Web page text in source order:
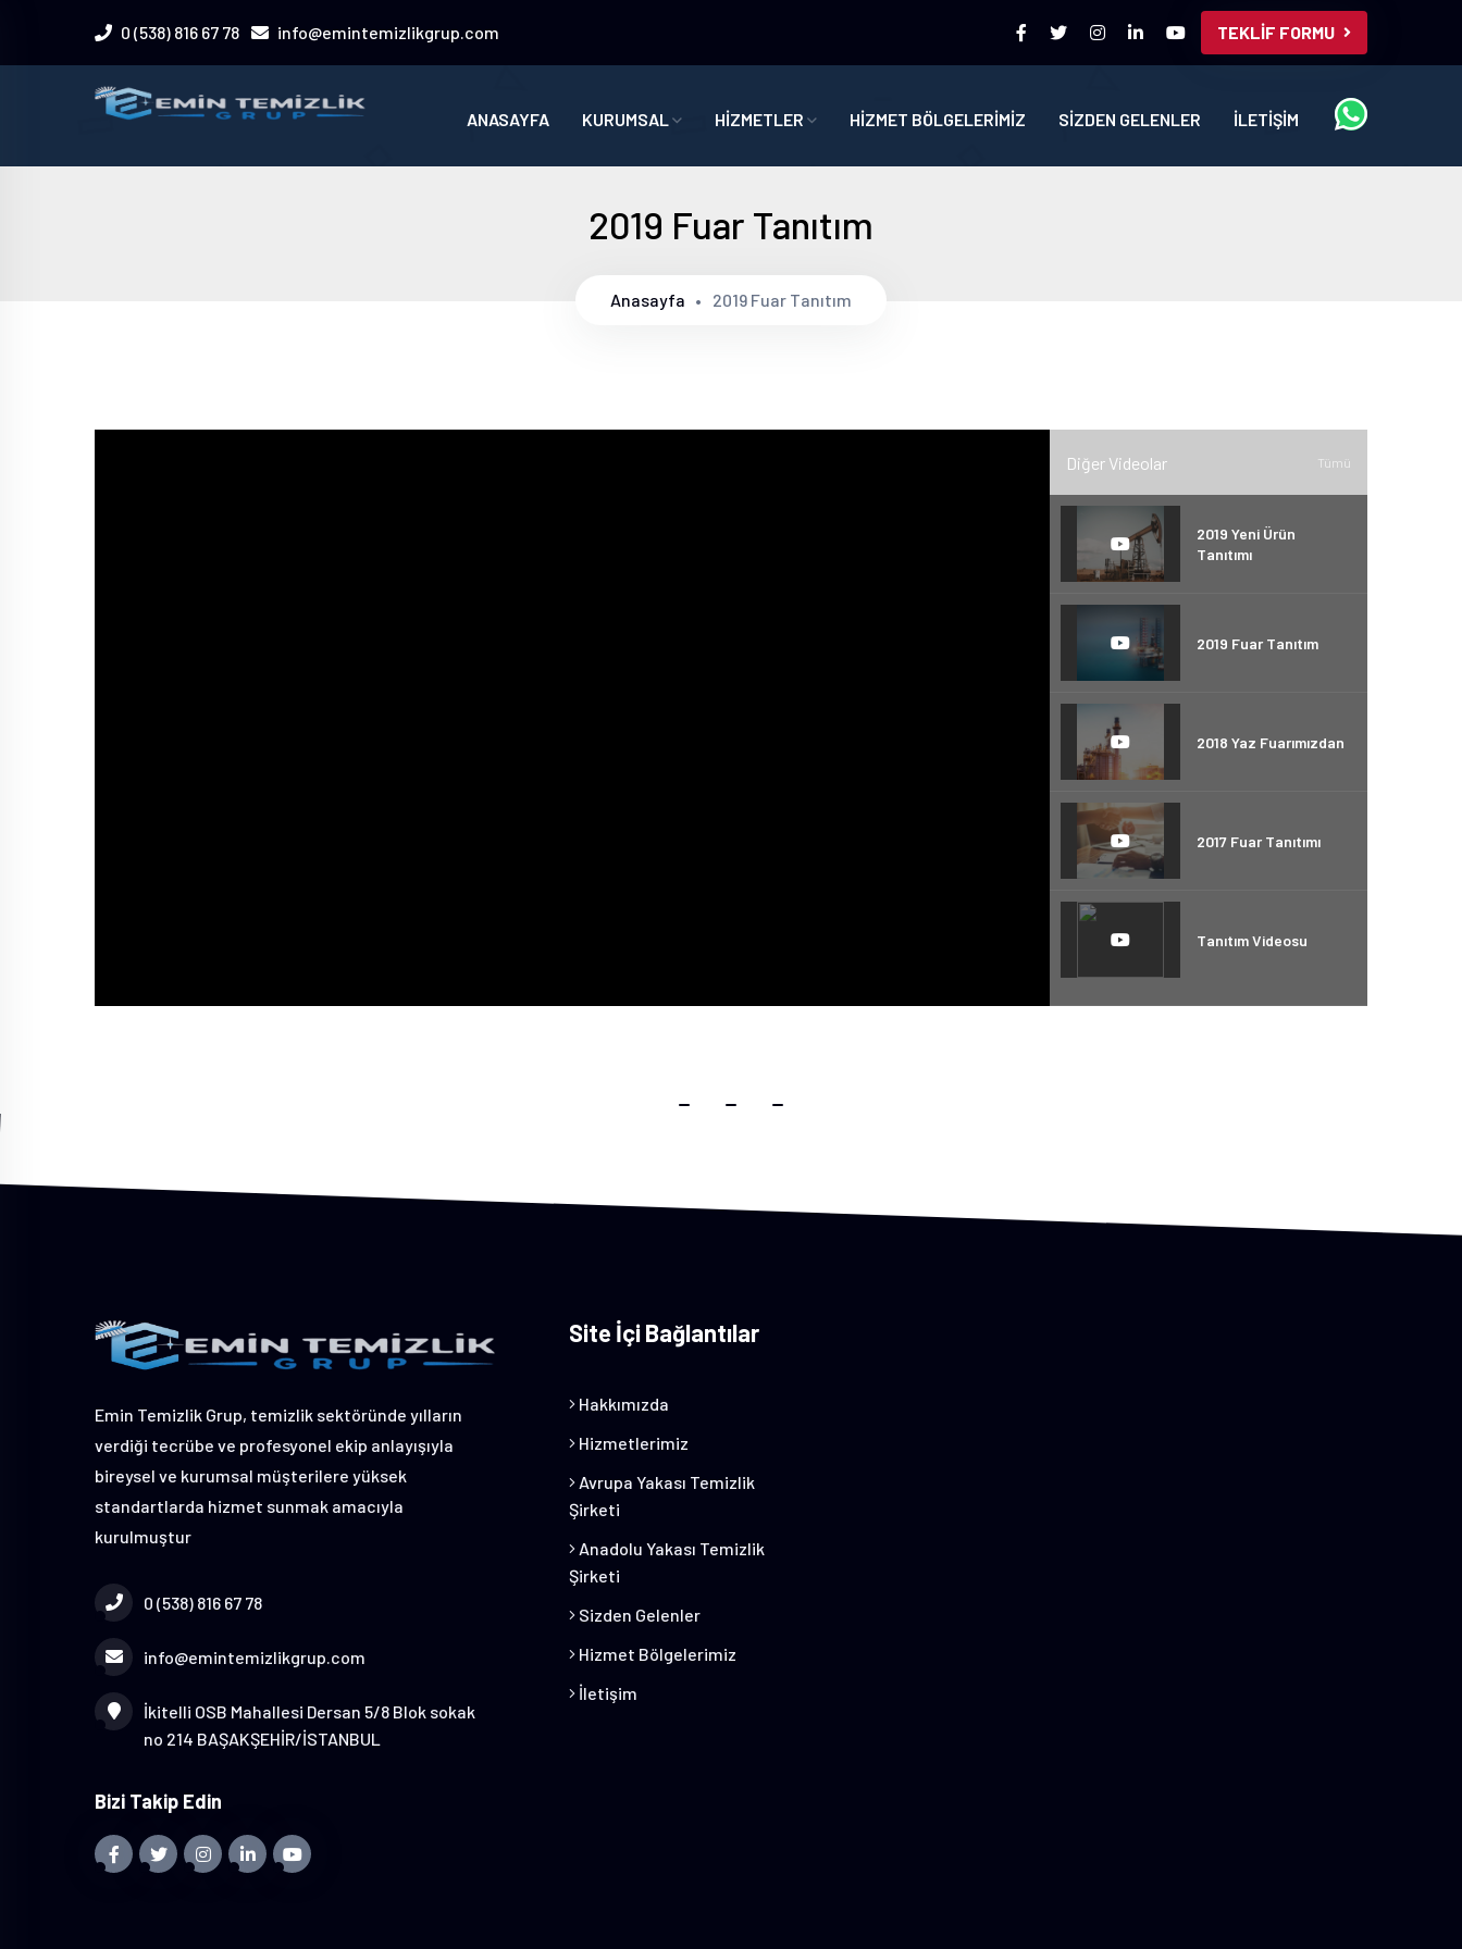
0 (538) 816 67 78 info@emintemizlikgrup.com TEKLİF FORMU
ANASAYFA KURUMSAL HİZMETLER HİZMET BÖLGELERİMİZ SİZDEN GELENLER İLETİŞİM
2019 Fuar Tanıtım
Anasayfa 2019 Fuar Tanıtım
Diğer Videolar Tümü
2019 Yeni Ürün
Tanıtımı
2019 Fuar Tanıtım
2018 Yaz Fuarımızdan
2017 Fuar Tanıtımı
Tanıtım Videosu
Emin Temizlik Grup, temizlik sektöründe yılların
verdiği tecrübe ve profesyonel ekip anlayışıyla
bireysel ve kurumsal müşterilere yüksek
standartlarda hizmet sunmak amacıyla
kurulmuştur
0 (538) 816 67 78
info@emintemizlikgrup.com
İkitelli OSB Mahallesi Dersan 5/8 Blok sokak
no 214 BAŞAKŞEHİR/İSTANBUL
Bizi Takip Edin
Site İçi Bağlantılar
Hakkımızda
Hizmetlerimiz
Avrupa Yakası Temizlik
Şirketi
Anadolu Yakası Temizlik
Şirketi
Sizden Gelenler
Hizmet Bölgelerimiz
İletişim